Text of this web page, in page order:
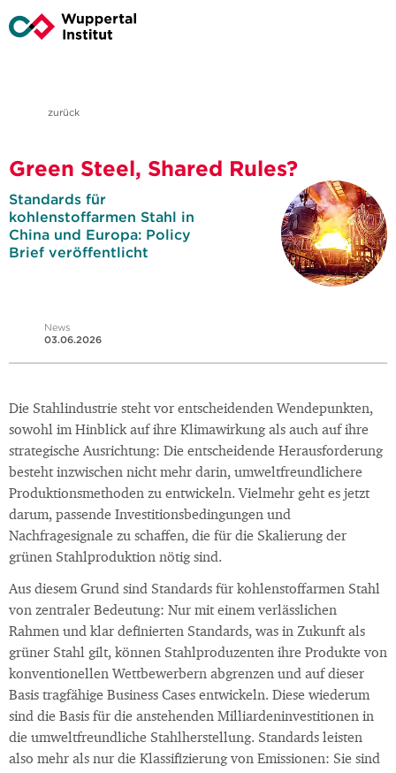
zurück
Green Steel, Shared Rules?
Standards für
kohlenstoffarmen Stahl in
China und Europa: Policy
Brief veröffentlicht
News
03.06.2026
Die Stahlindustrie steht vor entscheidenden Wendepunkten,
sowohl im Hinblick auf ihre Klimawirkung als auch auf ihre
strategische Ausrichtung: Die entscheidende Herausforderung
besteht inzwischen nicht mehr darin, umweltfreundlichere
Produktionsmethoden zu entwickeln. Vielmehr geht es jetzt
darum, passende Investitionsbedingungen und
Nachfragesignale zu schaffen, die für die Skalierung der
grünen Stahlproduktion nötig sind.
Aus diesem Grund sind Standards für kohlenstoffarmen Stahl
von zentraler Bedeutung: Nur mit einem verlässlichen
Rahmen und klar definierten Standards, was in Zukunft als
grüner Stahl gilt, können Stahlproduzenten ihre Produkte von
konventionellen Wettbewerbern abgrenzen und auf dieser
Basis tragfähige Business Cases entwickeln. Diese wiederum
sind die Basis für die anstehenden Milliardeninvestitionen in
die umweltfreundliche Stahlherstellung. Standards leisten
also mehr als nur die Klassifizierung von Emissionen: Sie sind